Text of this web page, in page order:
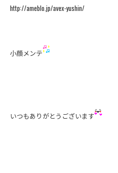
http://ameblo.jp/avex-yushin/
小顔メンテ
いつもありがとうございます